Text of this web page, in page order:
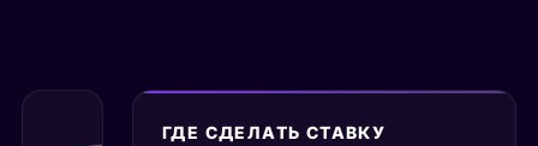
ГДЕ СДЕЛАТЬ СТАВКУ